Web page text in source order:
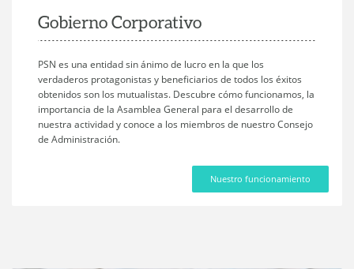
Gobierno Corporativo
PSN es una entidad sin ánimo de lucro en la que los
verdaderos protagonistas y beneficiarios de todos los éxitos
obtenidos son los mutualistas. Descubre cómo funcionamos, la
importancia de la Asamblea General para el desarrollo de
nuestra actividad y conoce a los miembros de nuestro Consejo
de Administración.
Nuestro funcionamiento